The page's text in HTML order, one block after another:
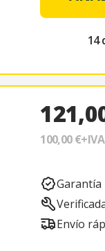
14
100,00 €+IVA
Garantía
Envío